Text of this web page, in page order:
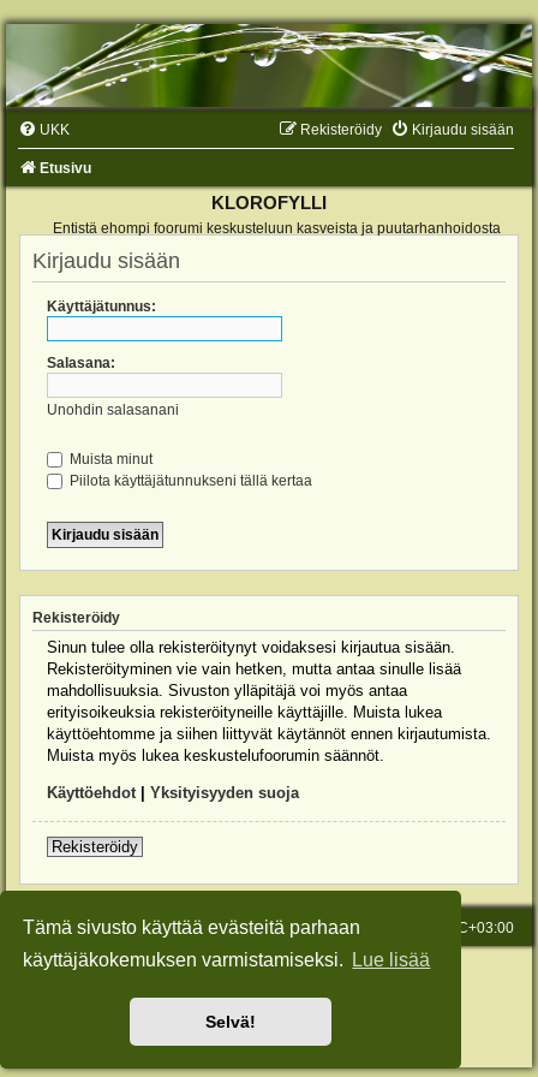
Tämä sivusto käyttää evästeitä parhaan
käyttäjäkokemuksen varmistamiseksi.
Lue lisää
Selvä!
UKK Kirjaudu sisään
Rekisteröidy
Etusivu
KLOROFYLLI
Entistä ehompi foorumi keskusteluun kasveista ja puutarhanhoidosta
Kirjaudu sisään
Käyttäjätunnus:
Salasana:
Unohdin salasanani
Muista minut
Piilota käyttäjätunnukseni tällä kertaa
Rekisteröidy
Sinun tulee olla rekisteröitynyt voidaksesi kirjautua sisään.
Rekisteröityminen vie vain hetken, mutta antaa sinulle lisää
mahdollisuuksia. Sivuston ylläpitäjä voi myös antaa
erityisoikeuksia rekisteröityneille käyttäjille. Muista lukea
käyttöehtomme ja siihen liittyvät käytännöt ennen kirjautumista.
Muista myös lukea keskustelufoorumin säännöt.
Käyttöehdot| Yksityisyyden suoja
Rekisteröidy
Etusivu Kaikki ajat ovat UTC+03:00
Viesti Ylläpidolle
Keskustelufoorumin ohjelmistophpBB® Forum Software © phpBB Limited